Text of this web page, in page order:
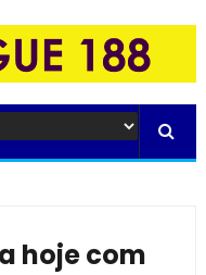
hoje com